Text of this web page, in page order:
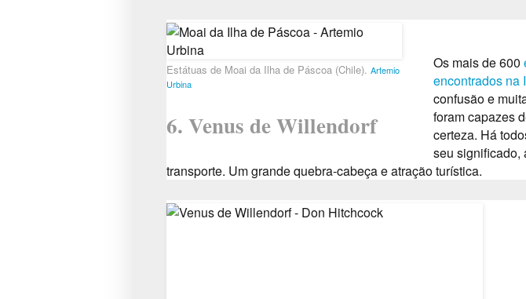
Estátuas de Moai da Ilha de Páscoa (Chile). Artemio
Urbina
6. Venus de Willendorf
Os mais de 600
encontrados na
confusão e
foram capazes
certeza. Há
seu significado,
transporte. Um grande quebra-cabeça e atração turística.